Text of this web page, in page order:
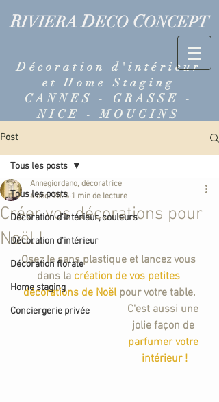
RIVIERADECO CONCEPT
Décoration d'intérieur
et Home Staging
CANNES - GRASSE -
NICE - MOUGINS
Post
Tous les posts
Décoration d'intérieur, couleurs
Décoration d'intérieur
Décoration florale
Home staging
Conciergerie privée
Tous les posts
Créer vos décorations pour
Noël !
Annegiordano, décoratrice
4 déc. 2024 1 min de lecture
Osez le sans plastique et lancez vous
dans la création de vos petites
décorations de Noël pour votre table.
C'est aussi une
jolie façon de
parfumer votre
intérieur !